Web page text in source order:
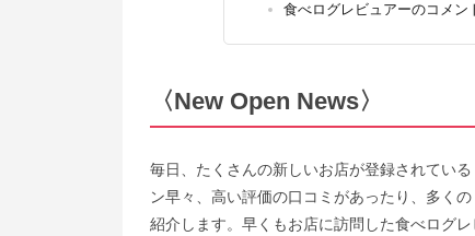
食べログレビュアーのコメン
〈New Open News〉
毎日、たくさんの新しいお店が登録されてい
ン早々、高い評価の口コミがあったり、多く
紹介します。早くもお店に訪問した食べログレ